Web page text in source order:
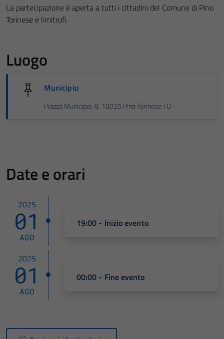
La partecipazione è aperta a tutti i cittadini del Comune di Pino
Torinese e limitrofi.
Luogo
Municipio
Piazza Municipio, 8, 10025 Pino Torinese TO
Date e orari
2025
01
AGO
19:00 - Inizio evento
2025
01
AGO
00:00 - Fine evento